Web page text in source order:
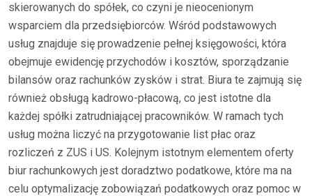
skierowanych do spółek, co czyni je nieocenionym
wsparciem dla przedsiębiorców. Wśród podstawowych
usług znajduje się prowadzenie pełnej księgowości, która
obejmuje ewidencję przychodów i kosztów, sporządzanie
bilansów oraz rachunków zysków i strat. Biura te zajmują się
również obsługą kadrowo-płacową, co jest istotne dla
każdej spółki zatrudniającej pracowników. W ramach tych
usług można liczyć na przygotowanie list płac oraz
rozliczeń z ZUS i US. Kolejnym istotnym elementem oferty
biur rachunkowych jest doradztwo podatkowe, które ma na
celu optymalizację zobowiązań podatkowych oraz pomoc w